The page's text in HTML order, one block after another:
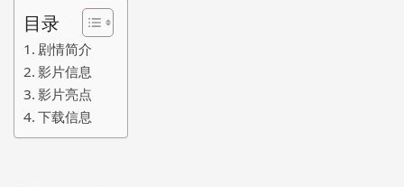
目录
剧情简介
影片信息
影片亮点
下载信息